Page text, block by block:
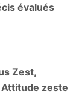
évalués
Zest,
zeste